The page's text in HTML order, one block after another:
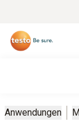
Anwendungen